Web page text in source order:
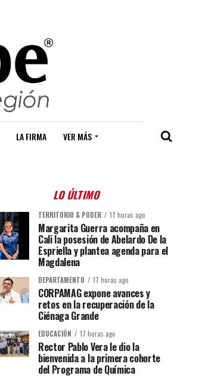
LA FIRMA VER MÁS
LO ÚLTIMO
TERRITORIO & PODER 17 horas ago
Margarita Guerra acompaña en
Cali la posesión de Abelardo De la
Espriella y plantea agenda para el
Magdalena
DEPARTAMENTO 17 horas ago
CORPAMAG expone avances y
retos en la recuperación de la
Ciénaga Grande
EDUCACIÓN 17 horas ago
Rector Pablo Vera le dio la
bienvenida a la primera cohorte
del Programa de Química